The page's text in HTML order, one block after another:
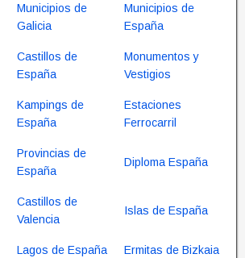
Municipios de
Galicia
Municipios de
España
Castillos de
España
Monumentos y
Vestigios
Kampings de
España
Estaciones
Ferrocarril
Provincias de
España
Diploma España
Castillos de
Valencia
Islas de España
Lagos de España Ermitas de Bizkaia